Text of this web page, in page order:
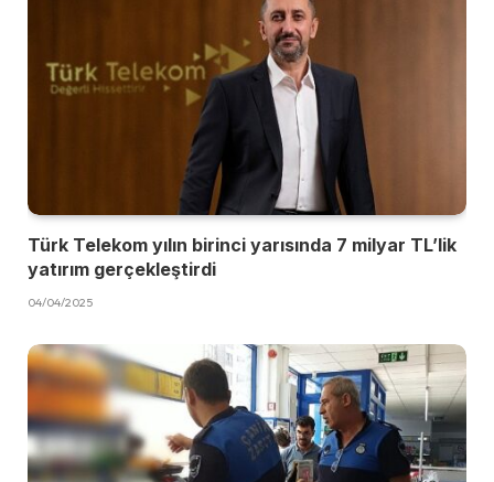
Türk Telekom yılın birinci yarısında 7 milyar TL’lik
yatırım gerçekleştirdi
04/04/2025